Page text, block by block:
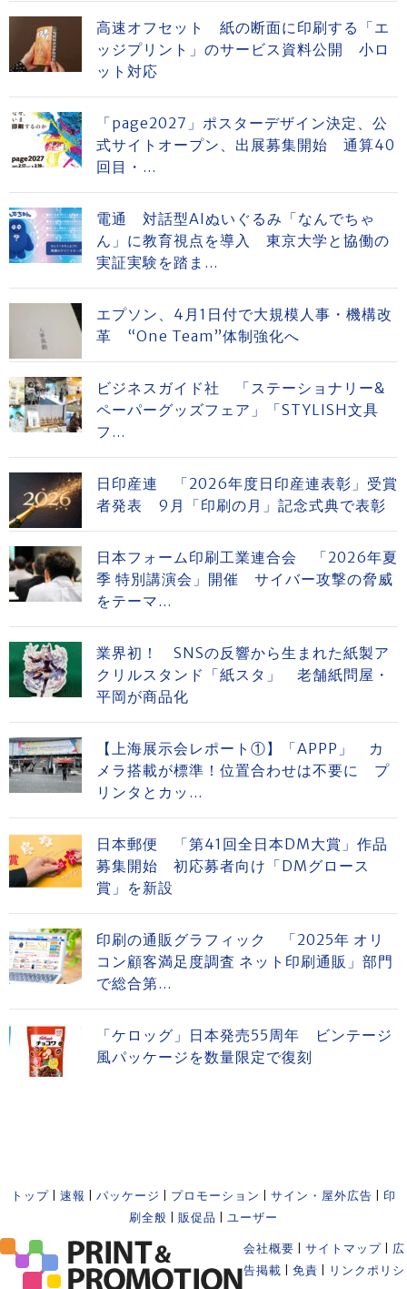
高速オフセット 紙の断面に印刷する「エ
ッジプリント」のサービス資料公開 小ロ
ット対応
「page2027」ポスターデザイン決定、公
式サイトオープン、出展募集開始 通算40
回目・...
電通 対話型AIぬいぐるみ「なんでちゃ
ん」に教育視点を導入 東京大学と協働の
実証実験を踏ま...
エプソン、4月1日付で大規模人事・機構改
革 “One Team”体制強化へ
ビジネスガイド社 「ステーショナリー&
ペーパーグッズフェア」「STYLISH文具
フ...
日印産連 「2026年度日印産連表彰」受賞
者発表 9月「印刷の月」記念式典で表彰
日本フォーム印刷工業連合会 「2026年夏
季 特別講演会」開催 サイバー攻撃の脅威
をテーマ...
業界初！ SNSの反響から生まれた紙製ア
クリルスタンド「紙スタ」 老舗紙問屋・
平岡が商品化
【上海展示会レポート①】「APPP」 カ
メラ搭載が標準！位置合わせは不要に プ
リンタとカッ...
日本郵便 「第41回全日本DM大賞」作品
募集開始 初応募者向け「DMグロース
賞」を新設
印刷の通販グラフィック 「2025年 オリ
コン顧客満足度調査 ネット印刷通販」部門
で総合第...
「ケロッグ」日本発売55周年 ビンテージ
風パッケージを数量限定で復刻
トップ 速報 パッケージ プロモーション サイン・屋外広告
印
刷全般
販促品 ユーザー
会社概要 サイトマップ
広
告掲載
免責
リンクポリシ